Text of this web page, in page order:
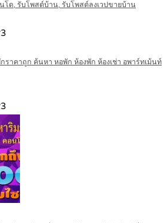
โด, รับโพสต์บ้าน, รับโพสต์ลงเวปขายบ้าน
ราคาถูก ค้นหา หอพัก ห้องพัก ห้องเช่า อพาร์ทเม้นท์